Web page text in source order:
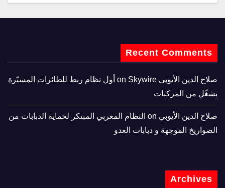
Recent Comments
صلاح الدين الأيوبي
Skywire أول نظام ربط للطائرات المسيّرة
يشغّل من المركبات
صلاح الدين الأيوبي
النظام المغربي المبتكر لحماية الدبابات من
الصواريخ الموجهة و دبابات العدو
Archives